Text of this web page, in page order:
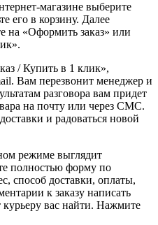
магазине выберите
его в корзину. Далее
на «Оформить заказ» или
/ Купить в 1 клик»,
Вам перезвонит менеджер и
разговора вам придет
на почту или через СМС.
и радоваться новой
режиме выглядит
полностью форму по
способ доставки, оплаты,
к заказу написать
вас найти. Нажмите